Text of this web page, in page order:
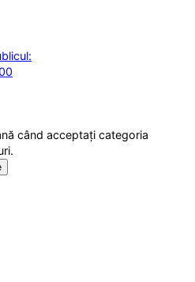
când acceptați categoria